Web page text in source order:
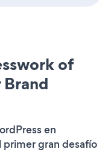
of
en
gran desafío